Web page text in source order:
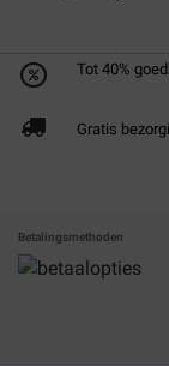
Tot 40%
Gratis
Betalingsmethoden